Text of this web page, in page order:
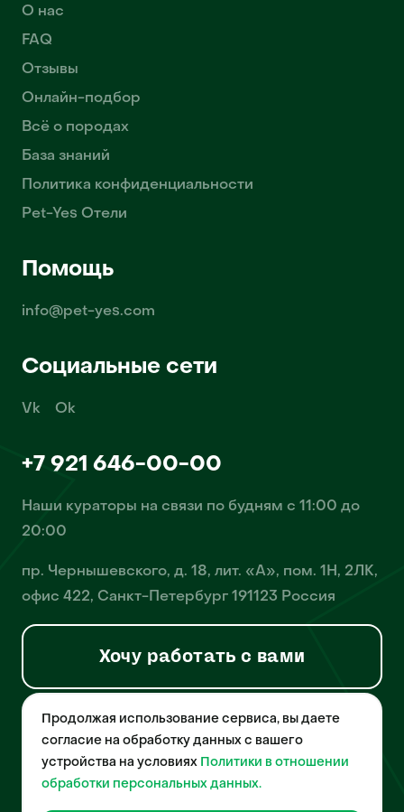
О нас
FAQ
Отзывы
Онлайн-подбор
Всё о породах
База знаний
Политика конфиденциальности
Pet-Yes Отели
Помощь
info@pet-yes.com
Социальные сети
Vk Ok
+7 921 646-00-00
Наши кураторы на связи по будням с 11:00 до
20:00
пр. Чернышевского, д. 18, лит. «А», пом. 1Н, 2ЛК,
офис 422, Санкт-Петербург 191123 Россия
Хочу работать с вами
© 2026 Pet-Yes. ООО «Биржа домашних животных «Пет-Ес»
осуществляет деятельность в области информационных
технологий, деятельность по разработке и эксплуатации
собственного программного обеспечения, деятельность
порталов в информационно-коммуникационной сети Интернет и
Продолжая использование сервиса, вы даете
согласие на обработку данных с вашего
устройства на условиях Политики в отношении
обработки персональных данных.